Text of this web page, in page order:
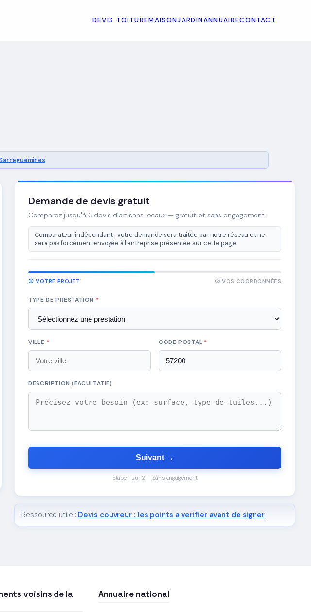
DEVIS TOITUREMAISONJARDINANNUAIRECONTACT
Demande de devis gratuit
Comparez jusqu'à 3 devis d'artisans locaux — gratuit et sans engagement.
Comparateur indépendant : votre demande sera traitée par notre réseau et ne
sera pas forcément envoyée à l'entreprise présentée sur cette page.
① VOTRE PROJET ② VOS COORDONNÉES
TYPE DE PRESTATION *
VILLE * CODE POSTAL *
DESCRIPTION (FACULTATIF)
Suivant →
Étape 1 sur 2 — Sans engagement
Ressource utile : Devis couvreur : les points a verifier avant de signer
voisins de la
Annuaire national